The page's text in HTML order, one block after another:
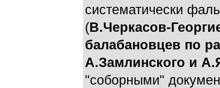
систематически
(В.Черкасов-
балабановцев по
А.Замлинского и
"соборными"